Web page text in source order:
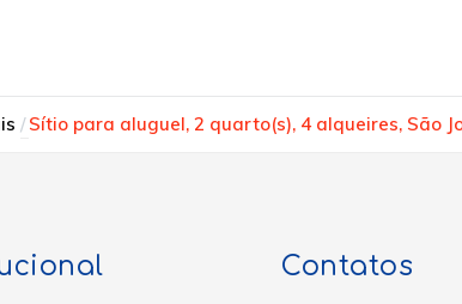
Sítio para aluguel, 2 quarto(s), 4 alqueires, São
Contatos